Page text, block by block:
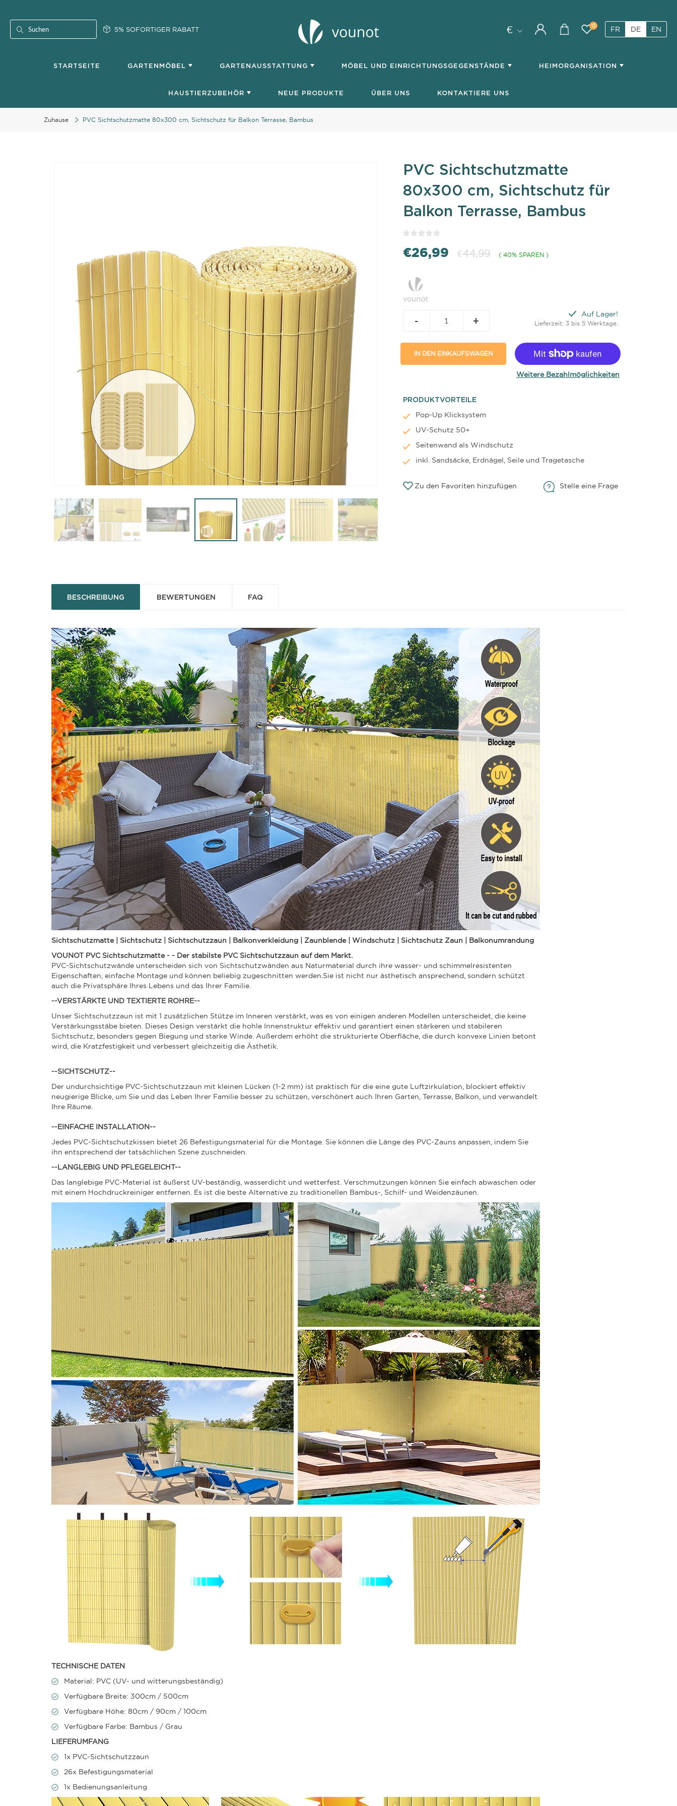
Content
Search 5% SOFORTIGER RABATT €
My
You
your
0 FR DE EN
STARTSEITE GARTENMÖBEL GARTENAUSSTATTUNG MÖBEL UND EINRICHTUNGSGEGENSTÄNDE HEIMORGANISATION
HAUSTIERZUBEHÖR NEUE PRODUKTE ÜBER UNS KONTAKTIERE UNS
Zuhause PVC Sichtschutzmatte 80x300 cm, Sichtschutz für Balkon Terrasse, Bambus
PVC Sichtschutzmatte
80x300 cm, Sichtschutz für
Balkon Terrasse, Bambus
€26,99 €44,99 ( 40% SPAREN )
- +
Auf Lager!
Lieferzeit: 3 bis 5 Werktage.
IN DEN EINKAUFSWAGEN
Weitere Bezahlmöglichkeiten
PRODUKTVORTEILE
Pop-Up Klicksystem
UV-Schutz 50+
Seitenwand als Windschutz
inkl. Sandsäcke, Erdnägel, Seile und Tragetasche
Zu den Favoriten hinzufügen Stelle eine Frage
BESCHREIBUNG BEWERTUNGEN FAQ
Sichtschutzmatte | Sichtschutz | Sichtschutzzaun | Balkonverkleidung | Zaunblende | Windschutz | Sichtschutz Zaun | Balkonumrandung
VOUNOT PVC Sichtschutzmatte - - Der stabilste PVC Sichtschutzzaun auf dem Markt.
PVC-Sichtschutzwände unterscheiden sich von Sichtschutzwänden aus Naturmaterial durch ihre wasser- und schimmelresistenten
Eigenschaften, einfache Montage und können beliebig zugeschnitten werden.Sie ist nicht nur ästhetisch ansprechend, sondern schützt
auch die Privatsphäre Ihres Lebens und das Ihrer Familie.
--VERSTÄRKTE UND TEXTIERTE ROHRE--
Unser Sichtschutzzaun ist mit 1 zusätzlichen Stütze im Inneren verstärkt, was es von einigen anderen Modellen unterscheidet, die keine
Verstärkungsstäbe bieten. Dieses Design verstärkt die hohle Innenstruktur effektiv und garantiert einen stärkeren und stabileren
Sichtschutz, besonders gegen Biegung und starke Winde. Außerdem erhöht die strukturierte Oberfläche, die durch konvexe Linien betont
wird, die Kratzfestigkeit und verbessert gleichzeitig die Ästhetik.
--SICHTSCHUTZ--
Der undurchsichtige PVC-Sichtschutzzaun mit kleinen Lücken (1-2 mm) ist praktisch für die eine gute Luftzirkulation, blockiert effektiv
neugierige Blicke, um Sie und das Leben Ihrer Familie besser zu schützen, verschönert auch Ihren Garten, Terrasse, Balkon, und verwandelt
Ihre Räume.
--EINFACHE INSTALLATION--
Jedes PVC-Sichtschutzkissen bietet 26 Befestigungsmaterial für die Montage. Sie können die Länge des PVC-Zauns anpassen, indem Sie
ihn entsprechend der tatsächlichen Szene zuschneiden.
--LANGLEBIG UND PFLEGELEICHT--
Das langlebige PVC-Material ist äußerst UV-beständig, wasserdicht und wetterfest. Verschmutzungen können Sie einfach abwaschen oder
mit einem Hochdruckreiniger entfernen. Es ist die beste Alternative zu traditionellen Bambus-, Schilf- und Weidenzäunen.
TECHNISCHE DATEN
Material: PVC (UV- und witterungsbeständig)
Verfügbare Breite: 300cm / 500cm
Verfügbare Höhe: 80cm / 90cm / 100cm
Verfügbare Farbe: Bambus / Grau
LIEFERUMFANG
1x PVC-Sichtschutzzaun
26x Befestigungsmaterial
1x Bedienungsanleitung